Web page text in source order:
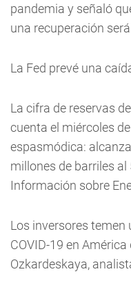
pandemia y señaló
una recuperación
La Fed prevé una
La cifra de reservas
cuenta el miércoles
espasmódica:
millones de barriles al
Información sobre
Los inversores temen
COVID-19 en
Ozkardeskaya,